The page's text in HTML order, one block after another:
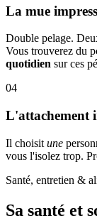
La mue
Double pelage.
Vous trouverez du
quotidien sur ces
04
L'attachement
Il choisit une
vous l'isolez trop.
Santé, entretien &
Sa santé et